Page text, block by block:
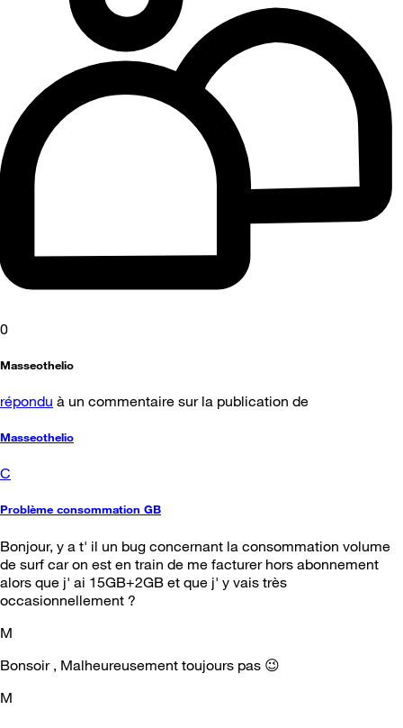
0
Masseothelio
répondu à un commentaire sur la publication de
Masseothelio
C
Problème consommation GB
Bonjour, y a t' il un bug concernant la consommation volume
de surf car on est en train de me facturer hors abonnement
alors que j' ai 15GB+2GB et que j' y vais très
occasionnellement ?
M
Bonsoir , Malheureusement toujours pas 😉
M